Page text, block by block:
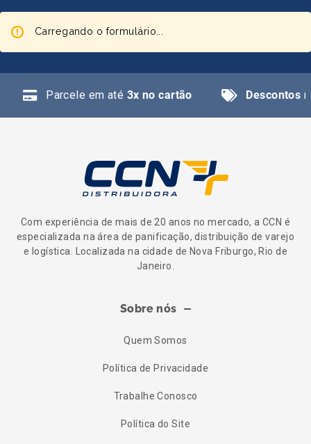
Carregando o formulário...
Parcele em até 3x no cartão Descontos
Com experiência de mais de 20 anos no mercado, a CCN é
especializada na área de panificação, distribuição de varejo
e logística. Localizada na cidade de Nova Friburgo, Rio de
Janeiro.
Sobre nós
Quem Somos
Política de Privacidade
Trabalhe Conosco
Política do Site